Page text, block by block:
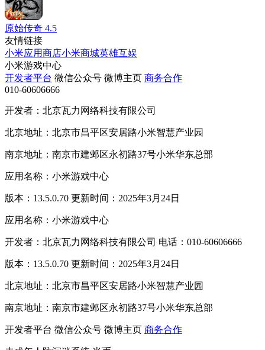
原始传奇 4.5
友情链接
小米应用商店小米商城英雄互娱
小米游戏中心
开发者平台 微信公众号 微博主页 商务合作
010-60606666
开发者：北京瓦力网络科技有限公司
北京地址：北京市昌平区安居路小米智慧产业园
南京地址：南京市建邺区永初路37号小米华东总部
应用名称：小米游戏中心
版本：13.5.0.70 更新时间：2025年3月24日
应用名称：小米游戏中心
开发者：北京瓦力网络科技有限公司 电话：010-60606666
版本：13.5.0.70 更新时间：2025年3月24日
北京地址：北京市昌平区安居路小米智慧产业园
南京地址：南京市建邺区永初路37号小米华东总部
开发者平台 微信公众号 微博主页 商务合作